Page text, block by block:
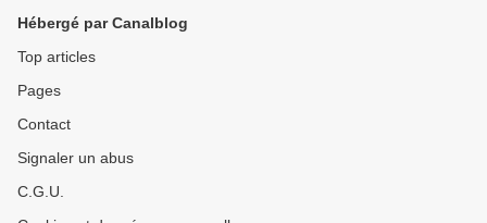
Hébergé par Canalblog
Top articles
Pages
Contact
Signaler un abus
C.G.U.